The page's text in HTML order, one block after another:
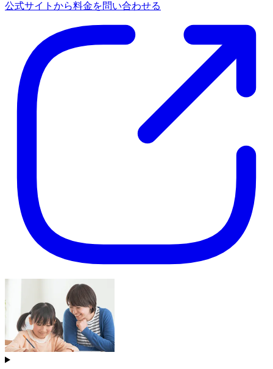
公式サイトから料金を問い合わせる